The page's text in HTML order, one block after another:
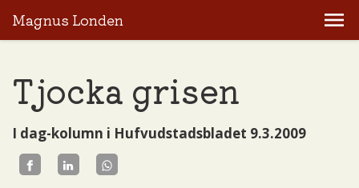
Magnus Londen
Tjocka grisen
I dag-kolumn i Hufvudstadsbladet 9.3.2009